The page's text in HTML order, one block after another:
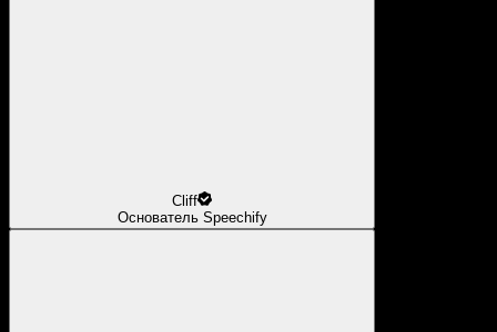
Cliff
Основатель Speechify